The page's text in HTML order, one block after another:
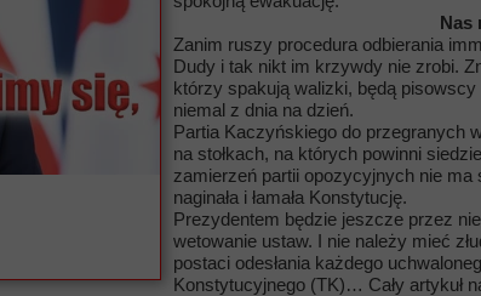
Nas
Zanim ruszy procedura odbierania
Dudy i tak nikt im krzywdy nie zrobi.
którzy spakują walizki, będą
niemal z dnia na dzień.
Partia Kaczyńskiego do przegranych
na stołkach, na których powinni
zamierzeń partii opozycyjnych nie ma
naginała i łamała Konstytucję.
Prezydentem będzie jeszcze przez
wetowanie ustaw. I nie należy mieć
postaci odesłania każdego
Konstytucyjnego (TK)… Cały artykuł